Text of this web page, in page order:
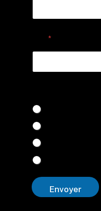
*
Envoyer